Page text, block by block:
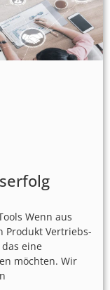
Wenn aus
Produkt Vertriebs-
eine
möchten. Wir